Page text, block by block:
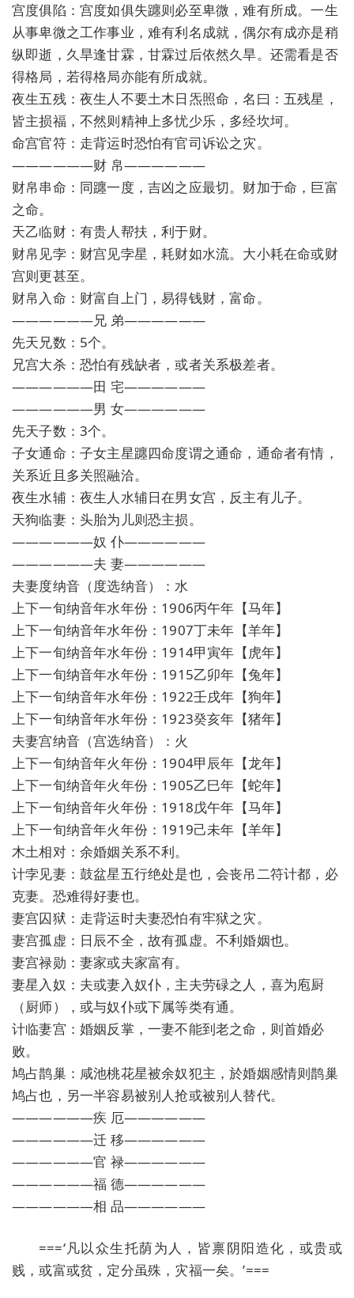
宫度俱陷：宫度如俱失躔则必至卑微，难有所成。一生
从事卑微之工作事业，难有利名成就，偶尔有成亦是稍
纵即逝，久旱逢甘霖，甘霖过后依然久旱。还需看是否
得格局，若得格局亦能有所成就。
夜生五残：夜生人不要土木日炁照命，名曰：五残星，
皆主损福，不然则精神上多忧少乐，多经坎坷。
命宫官符：走背运时恐怕有官司诉讼之灾。
——————财 帛——————
财帛串命：同躔一度，吉凶之应最切。财加于命，巨富
之命。
天乙临财：有贵人帮扶，利于财。
财帛见孛：财宫见孛星，耗财如水流。大小耗在命或财
宫则更甚至。
财帛入命：财富自上门，易得钱财，富命。
——————兄 弟——————
先天兄数：5个。
兄宫大杀：恐怕有残缺者，或者关系极差者。
——————田 宅——————
——————男 女——————
先天子数：3个。
子女通命：子女主星躔四命度谓之通命，通命者有情，
关系近且多关照融洽。
夜生水辅：夜生人水辅日在男女宫，反主有儿子。
天狗临妻：头胎为儿则恐主损。
——————奴 仆——————
——————夫 妻——————
夫妻度纳音（度选纳音）：水
上下一旬纳音年水年份：1906丙午年【马年】
上下一旬纳音年水年份：1907丁未年【羊年】
上下一旬纳音年水年份：1914甲寅年【虎年】
上下一旬纳音年水年份：1915乙卯年【兔年】
上下一旬纳音年水年份：1922壬戌年【狗年】
上下一旬纳音年水年份：1923癸亥年【猪年】
夫妻宫纳音（宫选纳音）：火
上下一旬纳音年火年份：1904甲辰年【龙年】
上下一旬纳音年火年份：1905乙巳年【蛇年】
上下一旬纳音年火年份：1918戊午年【马年】
上下一旬纳音年火年份：1919己未年【羊年】
木土相对：余婚姻关系不利。
计孛见妻：鼓盆星五行绝处是也，会丧吊二符计都，必
克妻。恐难得好妻也。
妻宫囚狱：走背运时夫妻恐怕有牢狱之灾。
妻宫孤虚：日辰不全，故有孤虚。不利婚姻也。
妻宫禄勋：妻家或夫家富有。
妻星入奴：夫或妻入奴仆，主夫劳碌之人，喜为庖厨
（厨师），或与奴仆或下属等类有通。
计临妻宫：婚姻反掌，一妻不能到老之命，则首婚必
败。
鸠占鹊巢：咸池桃花星被余奴犯主，於婚姻感情则鹊巢
鸠占也，另一半容易被别人抢或被别人替代。
——————疾 厄——————
——————迁 移——————
——————官 禄——————
——————福 德——————
——————相 品——————
===‘凡以众生托荫为人，皆禀阴阳造化，或贵或
贱，或富或贫，定分虽殊，灾福一矣。’===